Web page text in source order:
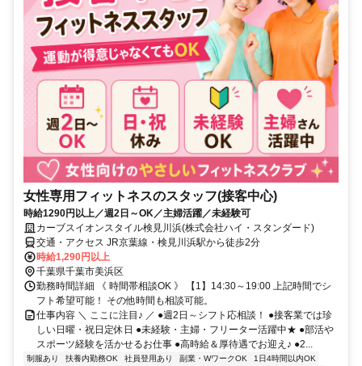
女性専用フィットネスのスタッフ(接客中心)
時給1290円以上／週2日～OK／主婦活躍／未経験可
カーブスイオンスタイル検見川浜(株式会社ハイ・スタンダード)
交通・アクセス JR京葉線・検見川浜駅から徒歩2分
時給1,290円以上
千葉県千葉市美浜区
勤務時間詳細 《 時間帯相談OK 》 【1】14:30～19:00 上記時間でシ
フト希望可能！ その他時間も相談可能。
仕事内容 ＼ ここに注目♪ ／ ●週2日～シフト応相談！ ●接客業では珍
しい日曜・祝日定休日 ●未経験・主婦・フリーター活躍中★ ●部活や
スポーツ経験を活かせるお仕事 ●高時給＆厚待遇でお迎え♪ ●2...
制服あり 扶養内勤務OK 社員登用あり 副業・WワークOK
1日4時間以内OK